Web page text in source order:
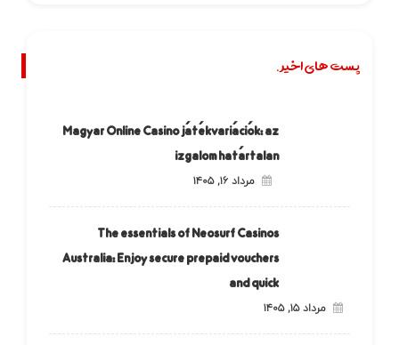
پست های اخیر.
Magyar Online Casino játékvariációk: az
izgalom határtalan
مرداد ۱۶, ۱۴۰۵
The essentials of Neosurf Casinos
Australia: Enjoy secure prepaid vouchers
and quick
مرداد ۱۵, ۱۴۰۵